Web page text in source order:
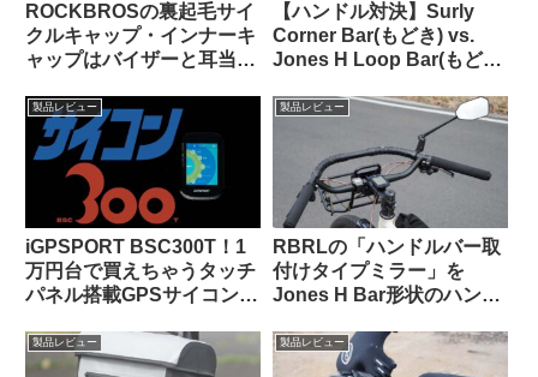
ROCKBROSの裏起毛サイ
クルキャップ・インナーキ
ャップはバイザーと耳当て
冬の高強度ライドにも良し
【ハンドル対決】Surly
Corner Bar(もどき) vs.
Jones H Loop Bar(もど
は…
製品レビュー
iGPSPORT BSC300T！1
万円台で買えちゃうタッチ
パネル搭載GPSサイコンっ
製品レビュー
RBRLの「ハンドルバー取
付けタイプミラー」を
Jones H Bar形状のハンド
リでした
製品レビュー 製品レビュー